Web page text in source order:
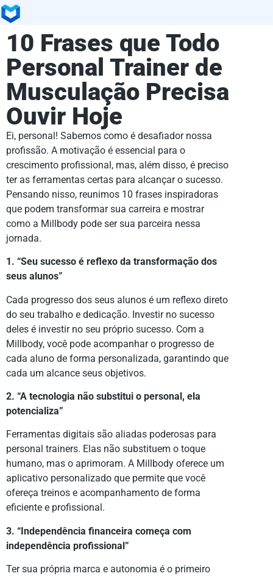
10 Frases que Todo
Personal Trainer de
Musculação Precisa
Ouvir Hoje
Ei, personal! Sabemos como é desafiador nossa
profissão. A motivação é essencial para o
crescimento profissional, mas, além disso, é preciso
ter as ferramentas certas para alcançar o sucesso.
Pensando nisso, reunimos 10 frases inspiradoras
que podem transformar sua carreira e mostrar
como a Millbody pode ser sua parceira nessa
jornada.
1. “Seu sucesso é reflexo da transformação dos
seus alunos”
Cada progresso dos seus alunos é um reflexo direto
do seu trabalho e dedicação. Investir no sucesso
deles é investir no seu próprio sucesso. Com a
Millbody, você pode acompanhar o progresso de
cada aluno de forma personalizada, garantindo que
cada um alcance seus objetivos.
2. “A tecnologia não substitui o personal, ela
potencializa”
Ferramentas digitais são aliadas poderosas para
personal trainers. Elas não substituem o toque
humano, mas o aprimoram. A Millbody oferece um
aplicativo personalizado que permite que você
ofereça treinos e acompanhamento de forma
eficiente e profissional.
3. “Independência financeira começa com
independência profissional”
Ter sua própria marca e autonomia é o primeiro